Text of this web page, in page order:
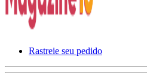
Rastreie seu pedido